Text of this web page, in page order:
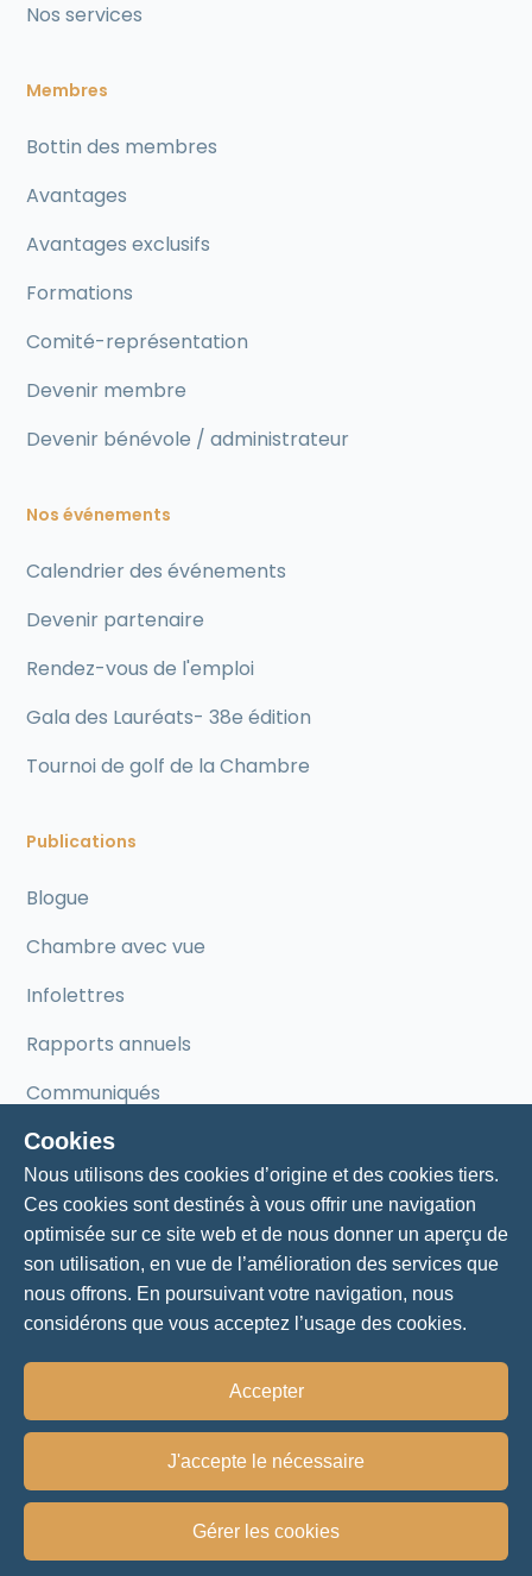
Nos services
Membres
Bottin des membres
Avantages
Avantages exclusifs
Formations
Comité-représentation
Devenir membre
Devenir bénévole / administrateur
Nos événements
Calendrier des événements
Devenir partenaire
Rendez-vous de l'emploi
Gala des Lauréats- 38e édition
Tournoi de golf de la Chambre
Publications
Blogue
Chambre avec vue
Infolettres
Rapports annuels
Communiqués
Mentorat
Mentorat pour entrepreneurs
Nos mentors
© 2024 - Chambre de commerce et d'industrie Lac-
Politique de vie privée
Cookies
Nous utilisons des cookies d’origine et des cookies tiers.
Ces cookies sont destinés à vous offrir une navigation
optimisée sur ce site web et de nous donner un aperçu de
son utilisation, en vue de l’amélioration des services que
nous offrons. En poursuivant votre navigation, nous
considérons que vous acceptez l’usage des cookies.
Accepter
J'accepte le nécessaire
Gérer les cookies